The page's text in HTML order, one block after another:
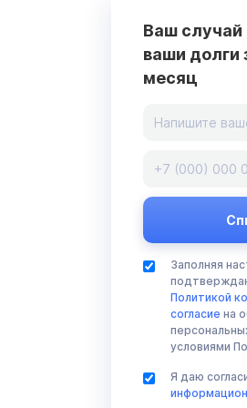
Ваш
ваши долги
месяц
Заполняя
Политикой
согласие на
условиями
Я даю